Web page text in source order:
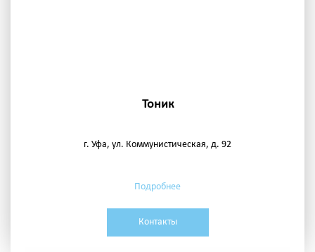
Тоник
г. Уфа, ул. Коммунистическая, д. 92
Подробнее
Контакты